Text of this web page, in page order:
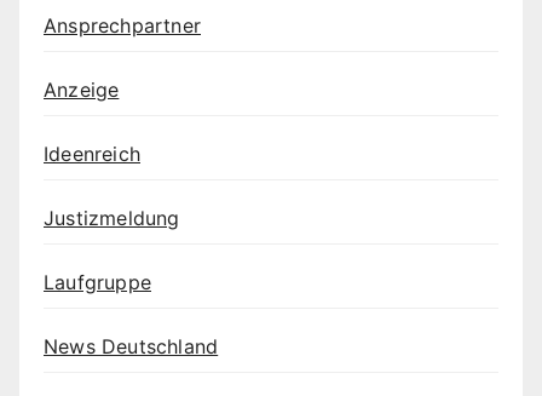
Ansprechpartner
Anzeige
Ideenreich
Justizmeldung
Laufgruppe
News Deutschland